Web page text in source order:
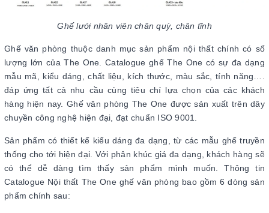
Ghế lưới nhân viên chân quỳ, chân tĩnh
Ghế văn phòng thuộc danh mục sản phẩm nội thất chính có số
lượng lớn của The One. Catalogue ghế The One có sự đa dạng
mẫu mã, kiểu dáng, chất liệu, kích thước, màu sắc, tính năng….
đáp ứng tất cả nhu cầu cùng tiêu chí lựa chọn của các khách
hàng hiện nay. Ghế văn phòng The One được sản xuất trên dây
chuyền công nghệ hiện đại, đạt chuẩn ISO 9001.
Sản phẩm có thiết kế kiểu dáng đa dạng, từ các mẫu ghế truyền
thống cho tới hiện đại. Với phân khúc giá đa dạng, khách hàng sẽ
có thể dễ dàng tìm thấy sản phẩm mình muốn. Thông tin
Catalogue Nội thất The One ghế văn phòng bao gồm 6 dòng sản
phẩm chính sau: